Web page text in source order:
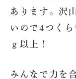
あります。沢
いので4つく
ｇ以上！
みんなで力を